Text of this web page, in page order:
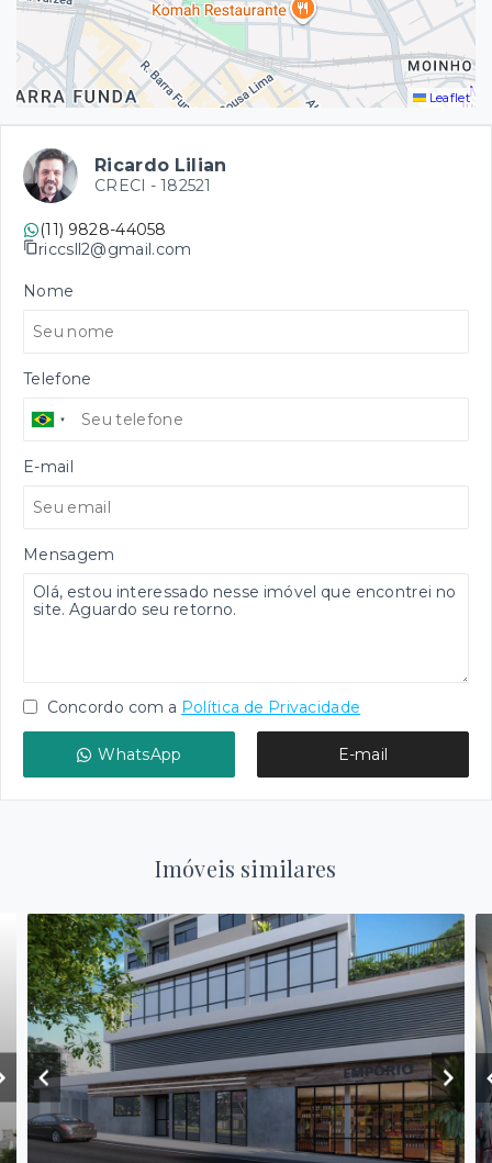
Leaflet
Ricardo Lilian
CRECI - 182521
(11) 9828-44058
riccsll2@gmail.com
Nome
Telefone
E-mail
Mensagem
Concordo com a Política de Privacidade
WhatsApp E-mail
Imóveis similares